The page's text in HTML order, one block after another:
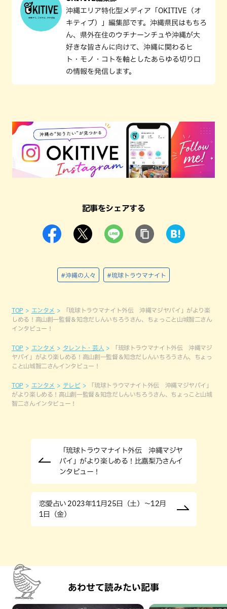
沖縄エリア特化型メディア「OKITIVE（オ
キティブ）」編集部です。沖縄県民はもちろ
ん、県外在住のウチナーンチュや沖縄が大
好きな皆さんに向けて、沖縄に関わるヒ
ト・モノ・コトを軸としたあらゆる切り口
の情報を発信します。
記事をシェアする
#沖縄の人々 #琉球トラウマナイト
TOP エンタメ
「琉球トラウマナイト外伝 沖縄マジヤバイ」がより楽
しめる！高山創一監督＆知念だしんいちろうさん、ちょっこと山城智二さん
インタビュー！
TOP エンタメ タレント・芸人
「琉球トラウマナイト外伝 沖縄マジ
ヤバイ」がより楽しめる！高山創一監督＆知念だしんいちろうさん、ちょっ
こと山城智二さんインタビュー！
TOP エンタメ テレビ
「琉球トラウマナイト外伝 沖縄マジヤバイ」
がより楽しめる！高山創一監督＆知念だしんいちろうさん、ちょっこと山城
智二さんインタビュー！
「琉球トラウマナイト外伝 沖縄マジヤ
バイ」がより楽しめる！比嘉梨乃さんイ
ンタビュー！
恋愛占い 2023年11月25日（土）～12月
1日（金）
あわせて読みたい記事